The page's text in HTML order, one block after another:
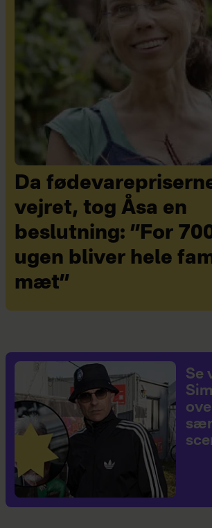
Da
vejret, tog Åsa en
beslutning: ”For
ugen bliver hele
mæt”
Se